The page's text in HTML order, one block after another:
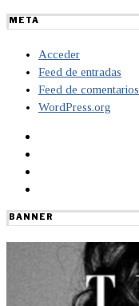
META
Acceder
Feed de entradas
Feed de comentarios
WordPress.org
BANNER